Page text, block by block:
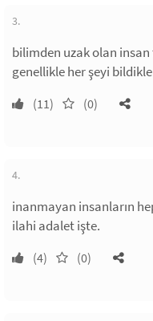
3.
bilimden uzak olan
genellikle her şeyi
(11) (0)
4.
inanmayan insanların
ilahi adalet işte.
(4) (0)